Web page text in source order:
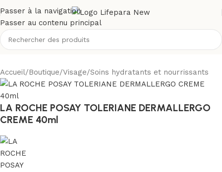
Passer à la navigation
Passer au contenu principal
Accueil/Boutique/Visage/Soins hydratants et nourrissants
LA ROCHE POSAY TOLERIANE DERMALLERGO
CREME 40ml